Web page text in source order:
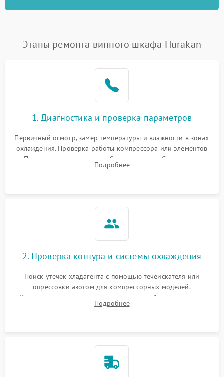
Этапы ремонта винного шкафа Hurakan
1. Диагностика и проверка параметров
Первичный осмотр, замер температуры и влажности в зонах
охлаждения. Проверка работы компрессора или элементов
Пельтье, оценка уровня вибрации и шума. Считывание
ошибок с модуля управления.
Подробнее
2. Проверка контура и системы охлаждения
Поиск утечек хладагента с помощью течеискателя или
опрессовки азотом для компрессорных моделей.
Диагностика термоэлектрических модулей, радиаторов и
кулеров на предмет перегрева или выхода из строя.
Подробнее